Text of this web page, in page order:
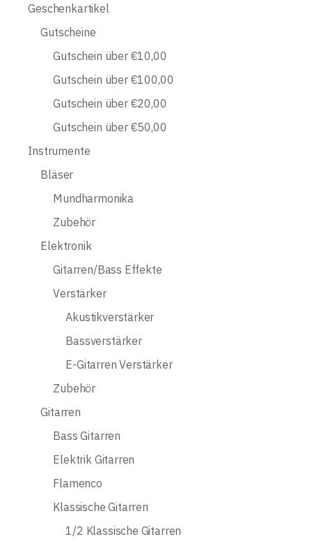
Geschenkartikel
Gutscheine
Gutschein über €10,00
Gutschein über €100,00
Gutschein über €20,00
Gutschein über €50,00
Instrumente
Bläser
Mundharmonika
Zubehör
Elektronik
Gitarren/Bass Effekte
Verstärker
Akustikverstärker
Bassverstärker
E-Gitarren Verstärker
Zubehör
Gitarren
Bass Gitarren
Elektrik Gitarren
Flamenco
Klassische Gitarren
1/2 Klassische Gitarren